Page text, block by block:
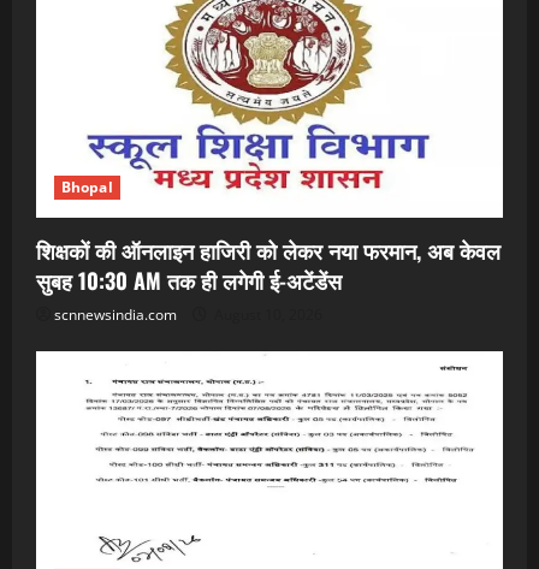
Bhopal
शिक्षकों की ऑनलाइन हाजिरी को लेकर नया फरमान, अब केवल
सुबह 10:30 AM तक ही लगेगी ई-अटेंडेंस
scnnewsindia.com